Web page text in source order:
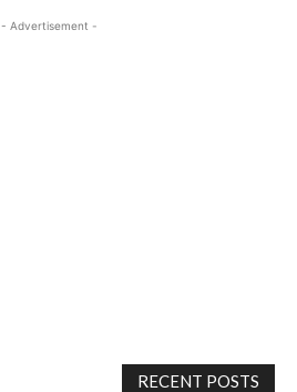
- Advertisement -
RECENT POSTS